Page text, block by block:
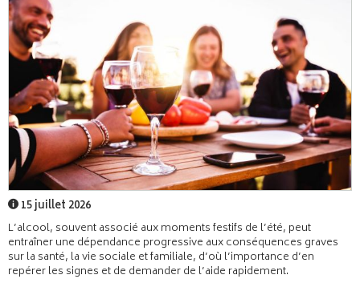
15 juillet 2026
L’alcool, souvent associé aux moments festifs de l’été, peut
entraîner une dépendance progressive aux conséquences graves
sur la santé, la vie sociale et familiale, d’où l’importance d’en
repérer les signes et de demander de l’aide rapidement.